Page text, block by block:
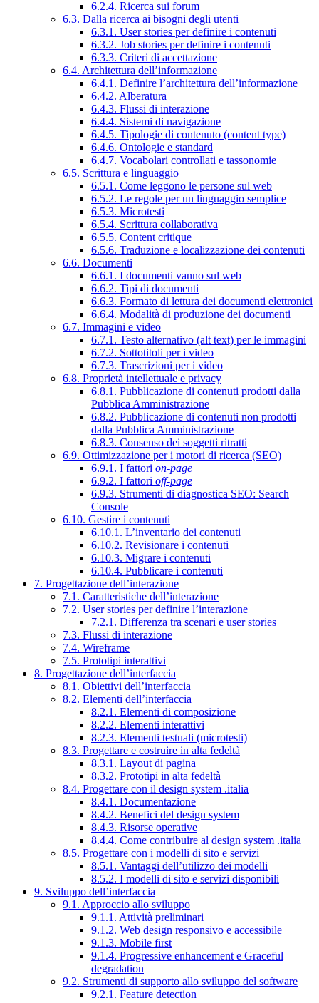
6.2.4. Ricerca sui forum
6.3. Dalla ricerca ai bisogni degli utenti
6.3.1. User stories per definire i contenuti
6.3.2. Job stories per definire i contenuti
6.3.3. Criteri di accettazione
6.4. Architettura dell’informazione
6.4.1. Definire l’architettura dell’informazione
6.4.2. Alberatura
6.4.3. Flussi di interazione
6.4.4. Sistemi di navigazione
6.4.5. Tipologie di contenuto (content type)
6.4.6. Ontologie e standard
6.4.7. Vocabolari controllati e tassonomie
6.5. Scrittura e linguaggio
6.5.1. Come leggono le persone sul web
6.5.2. Le regole per un linguaggio semplice
6.5.3. Microtesti
6.5.4. Scrittura collaborativa
6.5.5. Content critique
6.5.6. Traduzione e localizzazione dei contenuti
6.6. Documenti
6.6.1. I documenti vanno sul web
6.6.2. Tipi di documenti
6.6.3. Formato di lettura dei documenti elettronici
6.6.4. Modalità di produzione dei documenti
6.7. Immagini e video
6.7.1. Testo alternativo (alt text) per le immagini
6.7.2. Sottotitoli per i video
6.7.3. Trascrizioni per i video
6.8. Proprietà intellettuale e privacy
6.8.1. Pubblicazione di contenuti prodotti dalla
Pubblica Amministrazione
6.8.2. Pubblicazione di contenuti non prodotti
dalla Pubblica Amministrazione
6.8.3. Consenso dei soggetti ritratti
6.9. Ottimizzazione per i motori di ricerca (SEO)
6.9.1. I fattori on-page
6.9.2. I fattori off-page
6.9.3. Strumenti di diagnostica SEO: Search
Console
6.10. Gestire i contenuti
6.10.1. L’inventario dei contenuti
6.10.2. Revisionare i contenuti
6.10.3. Migrare i contenuti
6.10.4. Pubblicare i contenuti
7. Progettazione dell’interazione
7.1. Caratteristiche dell’interazione
7.2. User stories per definire l’interazione
7.2.1. Differenza tra scenari e user stories
7.3. Flussi di interazione
7.4. Wireframe
7.5. Prototipi interattivi
8. Progettazione dell’interfaccia
8.1. Obiettivi dell’interfaccia
8.2. Elementi dell’interfaccia
8.2.1. Elementi di composizione
8.2.2. Elementi interattivi
8.2.3. Elementi testuali (microtesti)
8.3. Progettare e costruire in alta fedeltà
8.3.1. Layout di pagina
8.3.2. Prototipi in alta fedeltà
8.4. Progettare con il design system .italia
8.4.1. Documentazione
8.4.2. Benefici del design system
8.4.3. Risorse operative
8.4.4. Come contribuire al design system .italia
8.5. Progettare con i modelli di sito e servizi
8.5.1. Vantaggi dell’utilizzo dei modelli
8.5.2. I modelli di sito e servizi disponibili
9. Sviluppo dell’interfaccia
9.1. Approccio allo sviluppo
9.1.1. Attività preliminari
9.1.2. Web design responsivo e accessibile
9.1.3. Mobile first
9.1.4. Progressive enhancement e Graceful
degradation
9.2. Strumenti di supporto allo sviluppo del software
9.2.1. Feature detection